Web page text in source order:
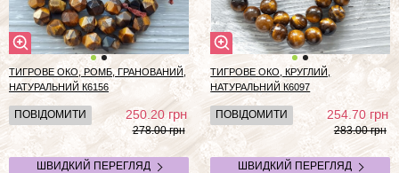
ТИГРОВЕ ОКО, РОМБ, ГРАНОВАНИЙ,
НАТУРАЛЬНИЙ К6156
ПОВІДОМИТИ 250.20грн
278.00 грн
ШВИДКИЙ ПЕРЕГЛЯД
ТИГРОВЕ ОКО, КРУГЛИЙ,
НАТУРАЛЬНИЙ К6097
ПОВІДОМИТИ 254.70грн
283.00 грн
ШВИДКИЙ ПЕРЕГЛЯД